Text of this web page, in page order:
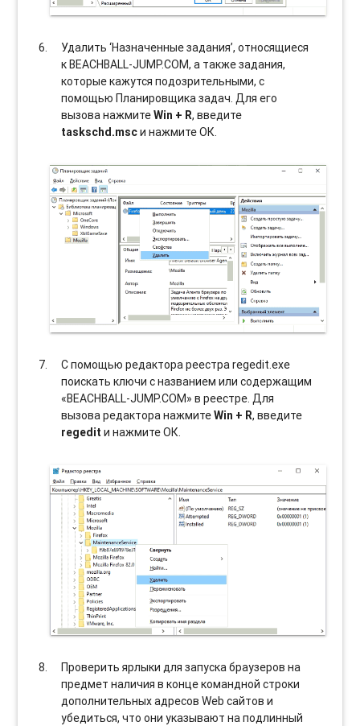
Удалить ‘Назначенные задания’, относящиеся
к BEACHBALL-JUMP.COM, а также задания,
которые кажутся подозрительными, с
помощью Планировщика задач. Для его
вызова нажмитеWin + R, введите
taskschd.mscи нажмите ОК.
С помощью редактора реестра regedit.exe
поискать ключи с названием или содержащим
«BEACHBALL-JUMP.COM» в реестре. Для
вызова редактора нажмитеWin + R, введите
regedit и нажмите ОК.
Проверить ярлыки для запуска браузеров на
предмет наличия в конце командной строки
дополнительных адресов Web сайтов и
убедиться, что они указывают на подлинный